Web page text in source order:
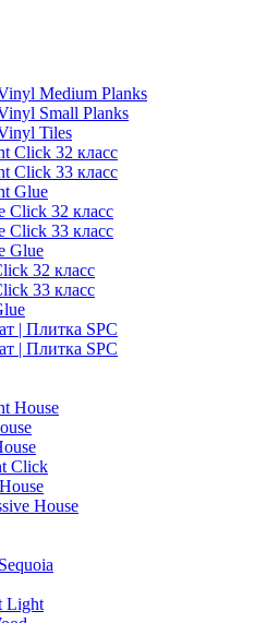
Medium Planks
Small Planks
Tiles
Click 32 класс
Click 33 класс
Glue
Click 32 класс
Click 33 класс
Glue
32 класс
33 класс
| Плитка SPC
| Плитка SPC
House
Click
House
Light